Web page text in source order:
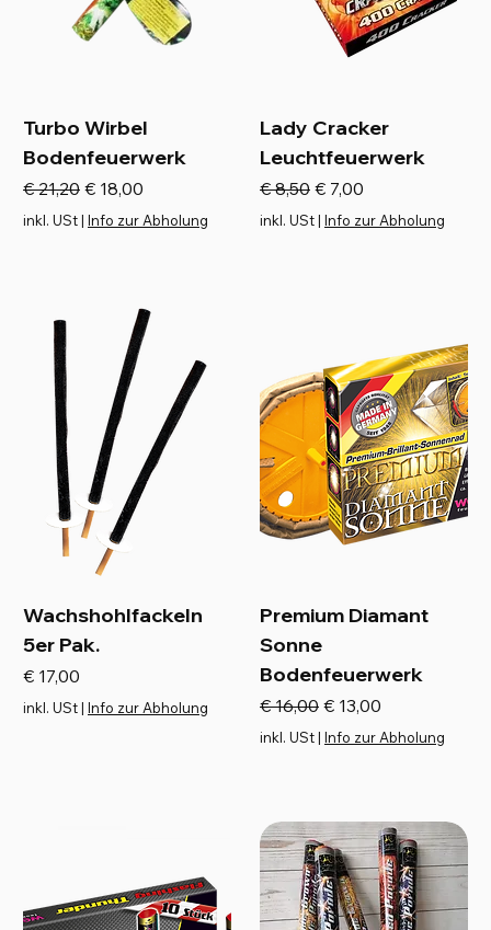
Turbo Wirbel
Bodenfeuerwerk
Standardpreis
€ 21,20 Sale-Preis
€ 18,00
inkl. USt| Info zur Abholung
Lady Cracker
Leuchtfeuerwerk
Standardpreis
€ 8,50 Sale-Preis
€ 7,00
inkl. USt| Info zur Abholung
Wachshohlfackeln
5er Pak.
Preis
€ 17,00
inkl. USt| Info zur Abholung
Premium Diamant
Sonne
Bodenfeuerwerk
Standardpreis
€ 16,00 Sale-Preis
€ 13,00
inkl. USt| Info zur Abholung